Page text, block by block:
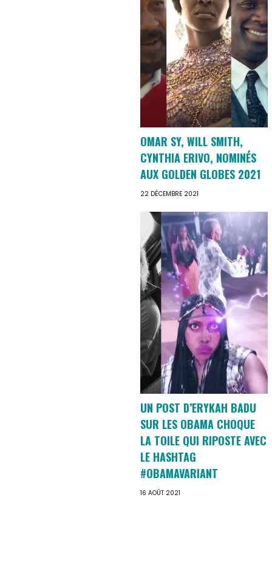
OMAR SY, WILL SMITH,
CYNTHIA ERIVO, NOMINÉS
AUX GOLDEN GLOBES 2021
22 DÉCEMBRE 2021
UN POST D’ERYKAH BADU
SUR LES OBAMA CHOQUE
LA TOILE QUI RIPOSTE AVEC
LE HASHTAG
#OBAMAVARIANT
16 AOÛT 2021